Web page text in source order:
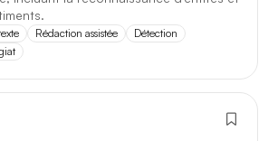
Rédaction assistée
Détection